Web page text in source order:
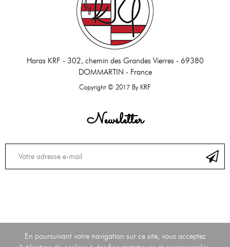
Haras KRF - 302, chemin des Grandes Vierres - 69380
DOMMARTIN - France
Copyright © 2017 By KRF
Newsletter
En poursuivant votre navigation sur ce site, vous acceptez